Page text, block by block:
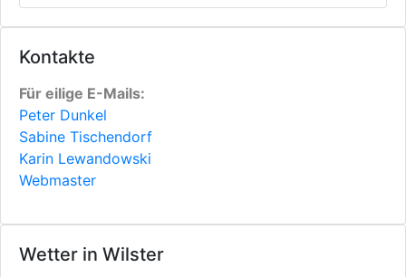
Kontakte
Für eilige E-Mails:
Peter Dunkel
Sabine Tischendorf
Karin Lewandowski
Webmaster
Wetter in Wilster